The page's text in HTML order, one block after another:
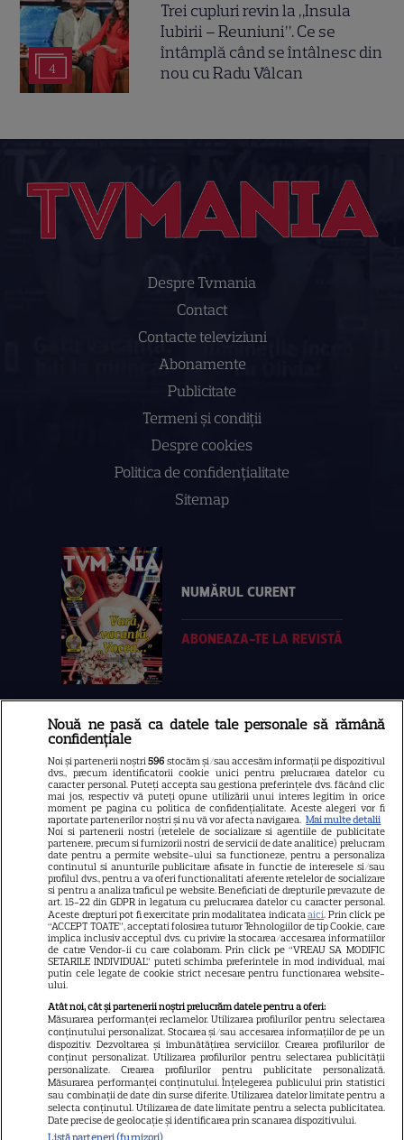
4
Trei cupluri revin la „Insula
Iubirii – Reuniuni”. Ce se
întâmplă când se întâlnesc din
nou cu Radu Vâlcan
Despre Tvmania
Contact
Contacte televiziuni
Abonamente
Publicitate
Termeni și condiții
Despre cookies
Politica de confidenţialitate
Sitemap
NUMĂRUL CURENT
ABONEAZA-TE LA REVISTĂ
Libertatea
Libertatea pentru femei
GSP
Știri mondene
Avantaje
Elle
Unica
Retete practice
URMĂREȘTE-NE PE
Copyright2026Ringier Romania – Toate Drepturile rezervate
Nouă ne pasă ca datele tale personale să rămână
confidențiale
Noi și partenerii noștri596 stocăm și/sau accesăm informații pe dispozitivul
dvs., precum identificatorii cookie unici pentru prelucrarea datelor cu
caracter personal. Puteți accepta sau gestiona preferințele dvs. făcând clic
mai jos, respectiv vă puteți opune utilizării unui interes legitim în orice
moment pe pagina cu politica de confidențialitate. Aceste alegeri vor fi
raportate partenerilor noștri și nu vă vor afecta navigarea. Mai multe detalii
Noi si partenerii nostri (retelele de socializare si agentiile de publicitate
partenere, precum si furnizorii nostri de servicii de date analitice) prelucram
date pentru a permite website-ului sa functioneze, pentru a personaliza
continutul si anunturile publicitare afisate in functie de interesele si/sau
profilul dvs., pentru a va oferi functionalitati aferente retelelor de socializare
si pentru a analiza traficul pe website. Beneficiati de drepturile prevazute de
art. 15-22 din GDPR in legatura cu prelucrarea datelor cu caracter personal.
Aceste drepturi pot fi exercitate prin modalitatea indicataaici. Prin click pe
“ACCEPT TOATE”, acceptati folosirea tuturor Tehnologiilor de tip Cookie, care
implica inclusiv acceptul dvs. cu privire la stocarea/accesarea informatiilor
de catre Vendor-ii cu care colaboram. Prin click pe “VREAU SA MODIFIC
SETARILE INDIVIDUAL” puteti schimba preferintele in mod individual, mai
putin cele legate de cookie strict necesare pentru functionarea website-
ului.
Atât noi, cât și partenerii noștri prelucrăm datele pentru a oferi:
Măsurarea performanței reclamelor. Utilizarea profilurilor pentru selectarea
conținutului personalizat. Stocarea și/sau accesarea informațiilor de pe un
dispozitiv. Dezvoltarea și îmbunătățirea serviciilor. Crearea profilurilor de
conținut personalizat. Utilizarea profilurilor pentru selectarea publicității
personalizate. Crearea profilurilor pentru publicitate personalizată.
Măsurarea performanței conținutului. Înțelegerea publicului prin statistici
sau combinații de date din surse diferite. Utilizarea datelor limitate pentru a
selecta conținutul. Utilizarea de date limitate pentru a selecta publicitatea.
Date precise de geolocație și identificarea prin scanarea dispozitivului.
Listă parteneri (furnizori)